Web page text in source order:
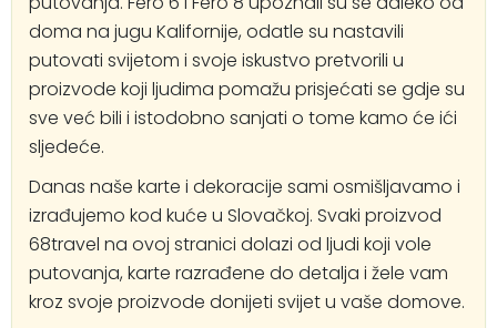
doma na jugu Kalifornije, odatle su nastavili
putovati svijetom i svoje iskustvo pretvorili u
proizvode koji ljudima pomažu prisjećati se gdje su
sve već bili i istodobno sanjati o tome kamo će ići
sljedeće.
Danas naše karte i dekoracije sami osmišljavamo i
izrađujemo kod kuće u Slovačkoj. Svaki proizvod
68travel na ovoj stranici dolazi od ljudi koji vole
putovanja, karte razrađene do detalja i žele vam
kroz svoje proizvode donijeti svijet u vaše domove.